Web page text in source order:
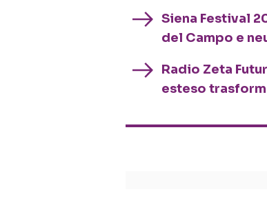
Siena Festival
del Campo e
Radio Zeta
esteso